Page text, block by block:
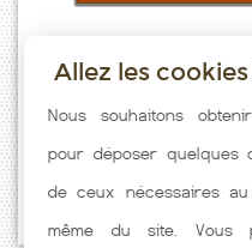
Taux emprunt actualisés (Viviers
Taux Immobilier pratiqués par
Taux hors assurance. Taux
caractéristiques de l'emprunteur.
Allez les cookies
Nous souhaitons
pour déposer quelques
de ceux nécessaires au
même du site. Vous